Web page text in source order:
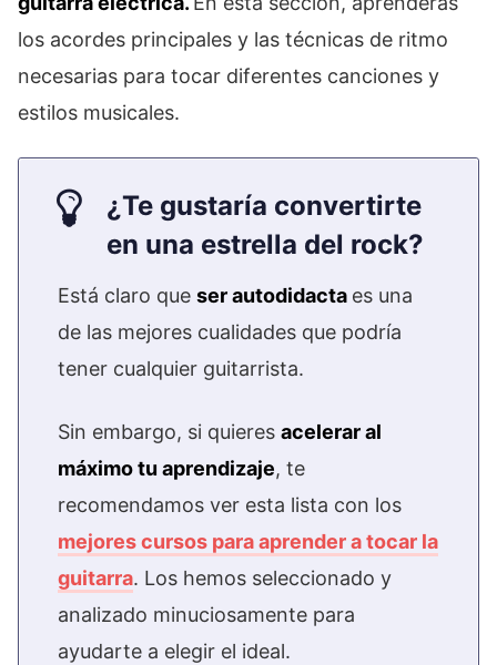
los acordes principales y las técnicas de ritmo
necesarias para tocar diferentes canciones y
estilos musicales.
¿Te gustaría convertirte
en una estrella del rock?
Está claro que ser autodidacta es una
de las mejores cualidades que podría
tener cualquier guitarrista.
Sin embargo, si quieres acelerar al
máximo tu aprendizaje, te
recomendamos ver esta lista con los
mejores cursos para aprender a tocar la
guitarra. Los hemos seleccionado y
analizado minuciosamente para
ayudarte a elegir el ideal.